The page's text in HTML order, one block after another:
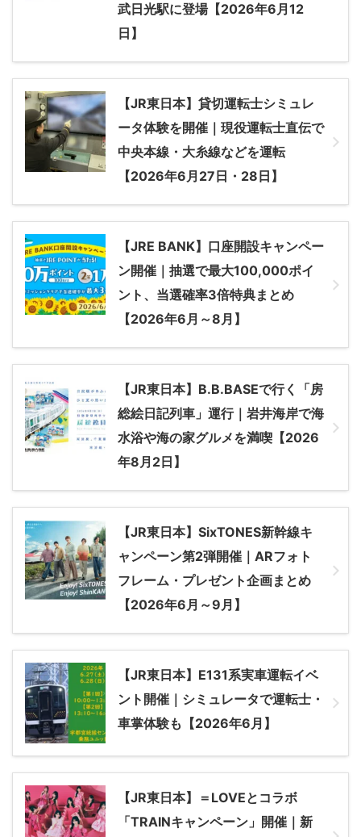
武日光駅に登場【2026年6月12
日】
【JR東日本】貸切運転士シミュレ
ータ体験を開催｜現役運転士直伝で
中央本線・大糸線などを運転
【2026年6月27日・28日】
【JRE BANK】口座開設キャンペー
ン開催｜抽選で最大100,000ポイ
ント、当選確率3倍特典まとめ
【2026年6月～8月】
【JR東日本】B.B.BASEで行く「房
総絵日記列車」運行｜岩井海岸で海
水浴や海の家グルメを満喫【2026
年8月2日】
【JR東日本】SixTONES新幹線キ
ャンペーン第2弾開催｜ARフォト
フレーム・プレゼント企画まとめ
【2026年6月～9月】
【JR東日本】E131系実車運転イベ
ント開催｜シミュレータで運転士・
車掌体験も【2026年6月】
【JR東日本】＝LOVEとコラボ
「TRAINキャンペーン」開催｜新